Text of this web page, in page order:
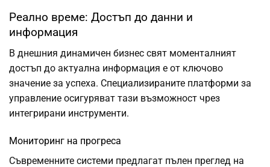
Реално време: Достъп до данни и
информация
В днешния динамичен бизнес свят моменталният
достъп до актуална информация е от ключово
значение за успеха. Специализираните платформи за
управление осигуряват тази възможност чрез
интегрирани инструменти.
Мониторинг на прогреса
Съвременните системи предлагат пълен преглед на